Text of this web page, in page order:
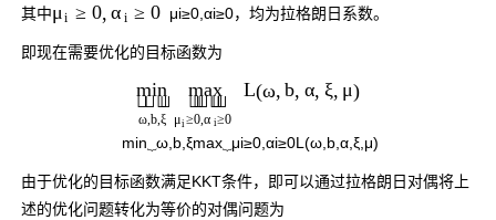
其中μi ≥ 0, α i ≥ 0 μi≥0, αi≥0，均为拉格朗日系数。
即现在需要优化的目标函数为
min
 

ω,b,ξ
max
 

 
μi≥0,α i≥0
L(ω, b, α, ξ, μ)
min ω,b,ξmax⏟ μi≥0,αi≥0L(ω,b,α,ξ,μ)
由于优化的目标函数满足KKT条件，即可以通过拉格朗日对偶将上
述的优化问题转化为等价的对偶问题为